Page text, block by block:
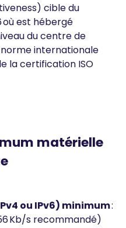
cible du
où est hébergé
du centre de
norme internationale
la certification ISO
matérielle
ou IPv6) minimum:
Kb/s recommandé)